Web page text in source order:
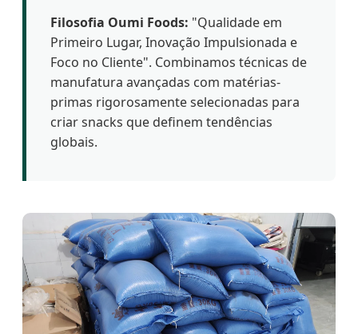
Filosofia Oumi Foods: "Qualidade em
Primeiro Lugar, Inovação Impulsionada e
Foco no Cliente". Combinamos técnicas de
manufatura avançadas com matérias-
primas rigorosamente selecionadas para
criar snacks que definem tendências
globais.